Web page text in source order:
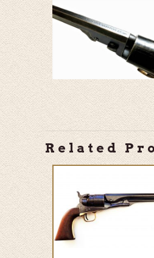
Related